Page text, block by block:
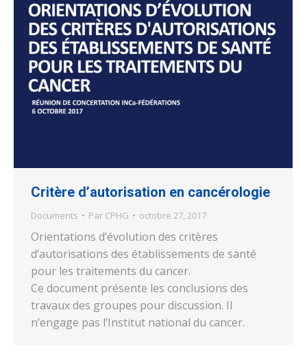
Critère d’autorisation en cancérologie
Documents Par CPHG octobre 27, 2017
Orientations d’évolution des critères
d’autorisations des établissements de santé
pour les traitements du cancer.
Ce document présente les conclusions des
travaux des groupes pour discussion. Il
n’engage pas l’Institut national du cancer.